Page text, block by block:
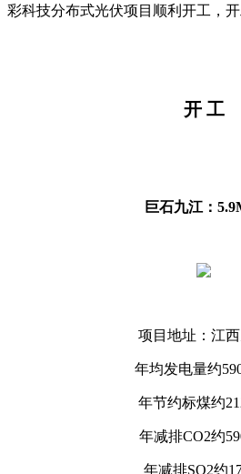
彩科技分布式光伏项目顺利开工，
开 工
巨石九江：
项目地址：江
年均发电量约
年节约标煤约
年减排CO2约
年减排SO2约